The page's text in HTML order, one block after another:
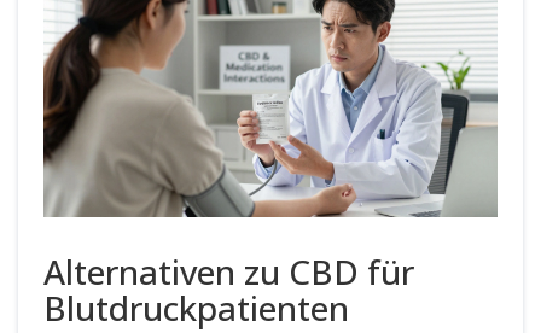
Alternativen zu CBD für
Blutdruckpatienten